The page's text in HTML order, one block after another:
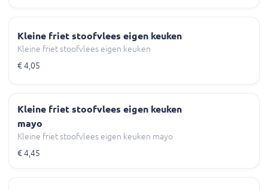
Kleine friet stoofvlees eigen keuken
Kleine friet stoofvlees eigen keuken
€ 4,05
Kleine friet stoofvlees eigen keuken
mayo
Kleine friet stoofvlees eigen keuken mayo
€ 4,45